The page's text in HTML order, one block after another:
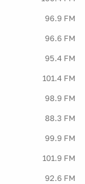
96.9 FM
96.6 FM
95.4 FM
101.4 FM
98.9 FM
88.3 FM
99.9 FM
101.9 FM
92.6 FM